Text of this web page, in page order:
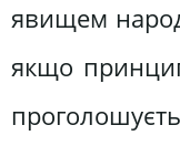
явищем
якщо